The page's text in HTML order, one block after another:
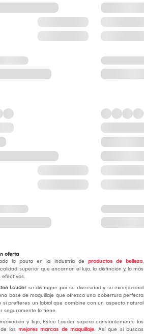
oferta
la pauta en la industria de productos de belleza,
superior que encarnan el lujo, la distinción y, lo más
efectivos.
Lauder se distingue por su diversidad y su excepcional
base de maquillaje que ofrezca una cobertura perfecta
si prefieres un labial que combine con un aspecto natural
seguramente lo tiene.
y lujo, Estee Lauder supera constantemente las
las mejores marcas de maquillaje. Así que si buscas